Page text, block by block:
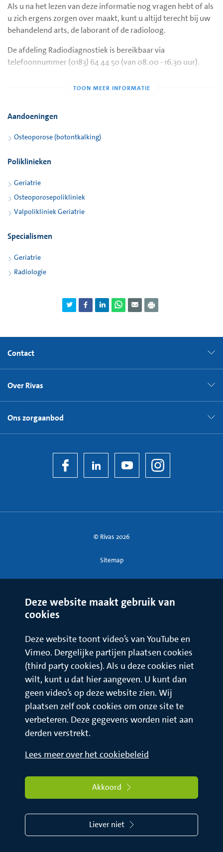
gedraaid om de rug vanaf de zijkant in beeld te brengen.
Uitzonderingen
gevallen (bijvoorbeeld bij een prothese in de heup) wordt in
plaats van uw linker heup uw rechter heup gescand. Heeft u
blijft liggen.
Als u na het lezen van deze informatie nog vragen hebt of als
u zich ergens zorgen over maakt, kunt u altijd terecht bij uw
behandelend arts, de laborant of de radioloog.
De afdeling Radiodiagnostiek is bereikbaar via
telefoonnummer (0183) 64 44 50 (van 08.00 - 16.30 uur).
Aandoeningen
Osteoporose (botontkalking)
Poliklinieken
Geriatrie
Osteoporosepolikliniek
Valpolikliniek Geriatrie
Specialismen
Geriatrie
Radiologie
Contact
Over Rivas
Ons zorgaanbod
© Rivas 2026
Sitemap
Deze website maakt gebruik van
cookies
Deze website toont video’s van YouTube en
Vimeo. Dergelijke partijen plaatsen cookies
(third party cookies). Als u deze cookies niet
wilt, kunt u dat hier aangeven. U kunt dan
geen video’s op deze website zien. Wij
plaatsen zelf ook cookies om onze site te
verbeteren. Deze gegevens worden niet aan
derden verstrekt.
Lees meer over het cookiebeleid
Akkoord
Liever niet